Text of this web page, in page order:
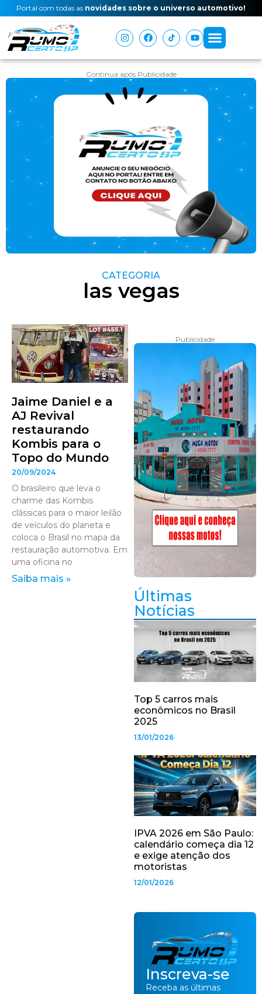
Portal com todas as novidades sobre o universo automotivo!
Continua após Publicidade
CATEGORIA
las vegas
Jaime Daniel e a
AJ Revival
restaurando
Kombis para o
Topo do Mundo
20/09/2024
O brasileiro que leva o
charme das Kombis
clássicas para o maior leilão
de veículos do planeta e
coloca o Brasil no mapa da
restauração automotiva. Em
uma oficina no
Saiba mais »
Publicidade
Últimas
Notícias
Top 5 carros mais
econômicos no Brasil
2025
13/01/2026
IPVA 2026 em São Paulo:
calendário começa dia 12
e exige atenção dos
motoristas
12/01/2026
Inscreva-se
Receba as últimas